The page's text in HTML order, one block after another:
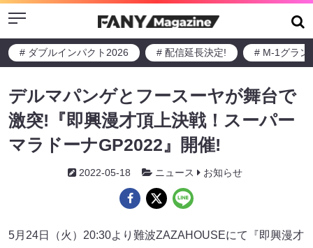
Menu
# ダブルインパクト2026 # 配信延長決定! # M-1グラン
デルマパンゲとフースーヤが舞台で
激突!『即興漫才頂上決戦！スーパー
マラドーナGP2022』開催!
2022-05-18 ニュース お知らせ
5月24日（火）20:30より難波ZAZAHOUSEにて『即興漫才